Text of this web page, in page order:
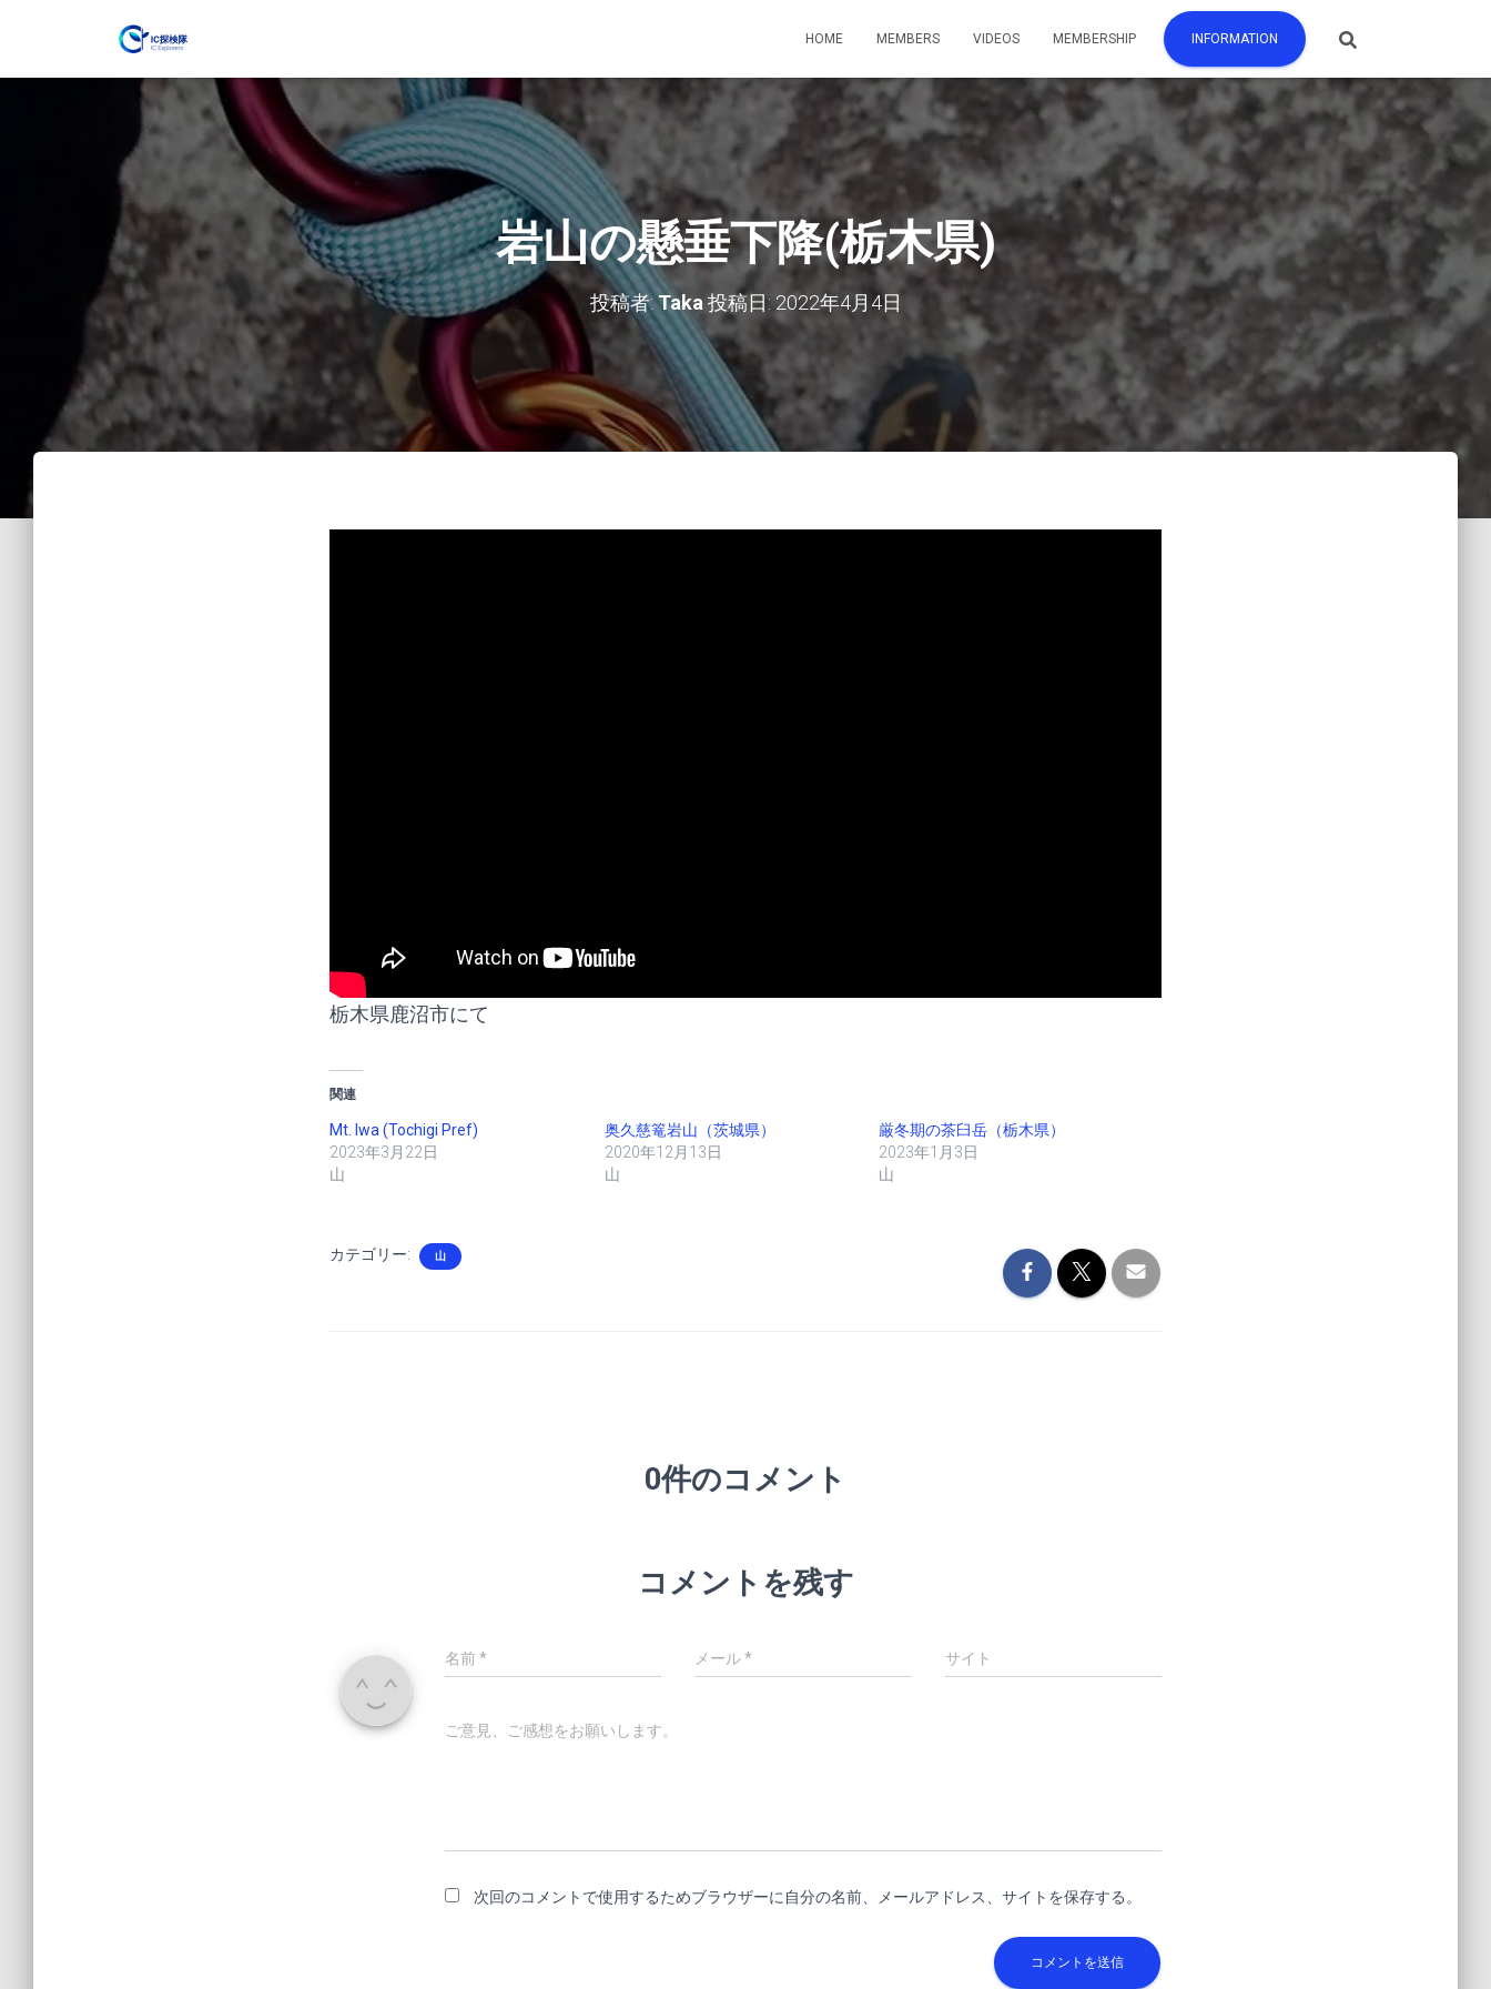
HOME MEMBERS VIDEOS MEMBERSHIP INFORMATION
岩山の懸垂下降(栃木県)
投稿者:Taka 投稿日: 2022年4月4日
栃木県鹿沼市にて
関連
Mt. Iwa (Tochigi Pref)
2023年3月22日
山
奥久慈篭岩山（茨城県）
2020年12月13日
山
厳冬期の茶臼岳（栃木県）
2023年1月3日
山
カテゴリー: 山
0件のコメント
コメントを残す
名前* メール* サイト
ご意見、ご感想をお願いします。
次回のコメントで使用するためブラウザーに自分の名前、メールアドレス、サイトを保存する。